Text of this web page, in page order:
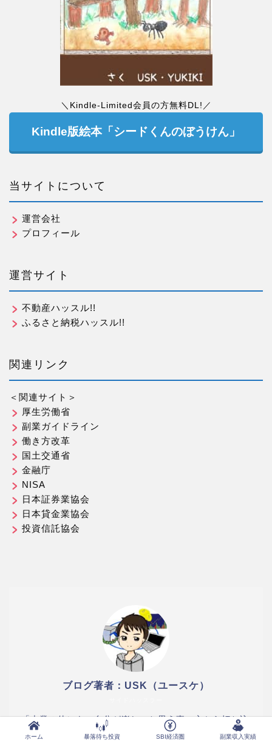
＼Kindle-Limited会員の方無料DL!／
Kindle版絵本「シードくんのぼうけん」
当サイトについて
運営会社
プロフィール
運営サイト
不動産ハッスル!!
ふるさと納税ハッスル!!
関連リンク
＜関連サイト＞
厚生労働省
副業ガイドライン
働き方改革
国土交通省
金融庁
NISA
日本証券業協会
日本貸金業協会
投資信託協会
ブログ著者：USK（ユースケ）
「本業の他にも、自分が楽しいと思う事、心から打ち込
める事、それでいてお金が稼げる仕事」=【サイドハッ
スル（side hustle）】と言います。 本サイトで筆者の
ホーム 暴落待ち投資 SBI経済圏 副業収入実績